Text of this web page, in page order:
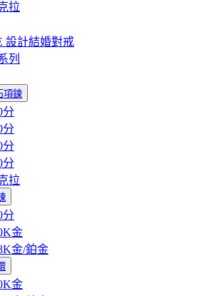
拉
設計結婚對戒
列
項鍊
分
分
分
分
拉
分
金
金/鉑金
金